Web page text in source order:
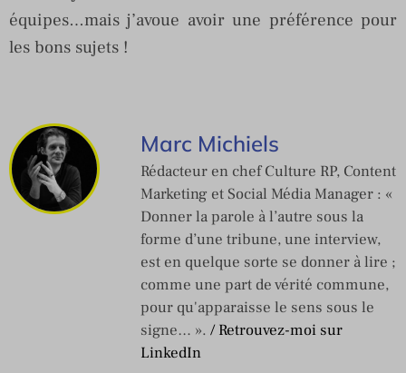
équipes…mais j’avoue avoir une préférence pour
les bons sujets !
Marc Michiels
Rédacteur en chef Culture RP, Content
Marketing et Social Média Manager : «
Donner la parole à l’autre sous la
forme d’une tribune, une interview,
est en quelque sorte se donner à lire ;
comme une part de vérité commune,
pour qu'apparaisse le sens sous le
signe… ». / Retrouvez-moi sur
LinkedIn